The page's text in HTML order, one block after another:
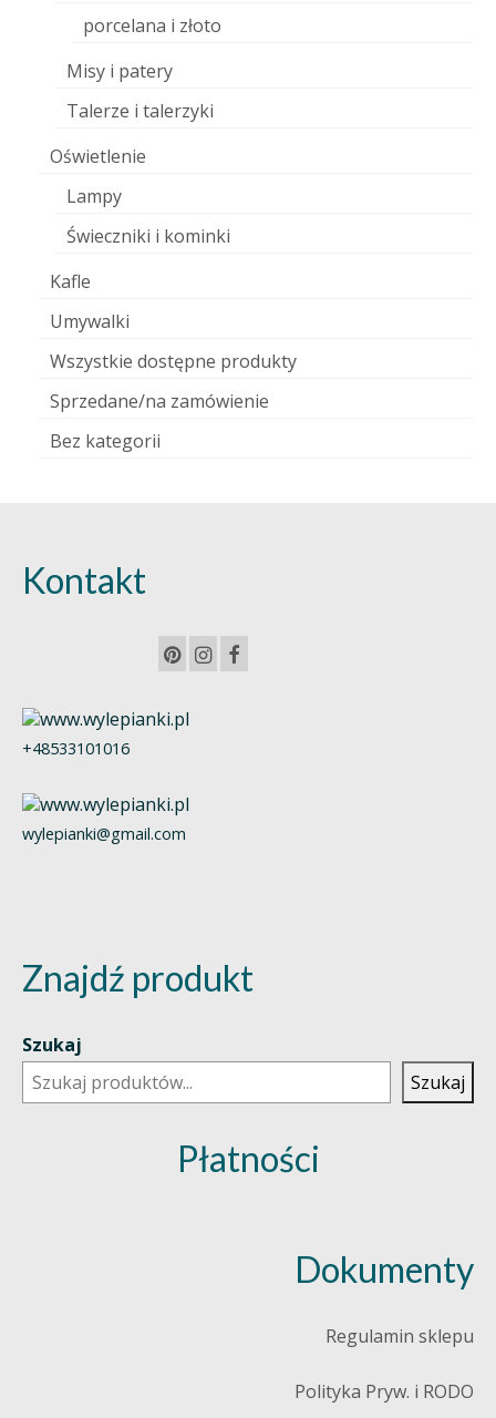
porcelana i złoto
Misy i patery
Talerze i talerzyki
Oświetlenie
Lampy
Świeczniki i kominki
Kafle
Umywalki
Wszystkie dostępne produkty
Sprzedane/na zamówienie
Bez kategorii
Kontakt
+48533101016
wylepianki@gmail.com
Znajdź produkt
Szukaj
Szukaj
Płatności
Dokumenty
Regulamin sklepu
Polityka Pryw. i RODO